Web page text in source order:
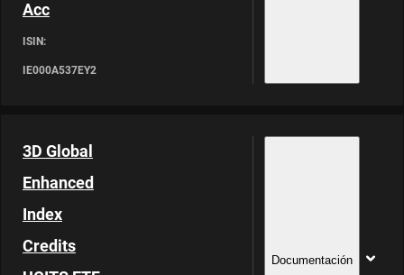
Acc
ISIN:
IE000A537EY2
3D Global
Enhanced
Index
Credits
Documentación